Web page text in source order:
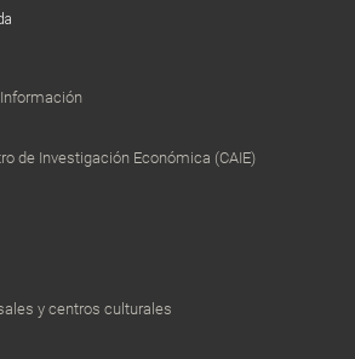
de Investigación Económica (CAIE)
y centros culturales